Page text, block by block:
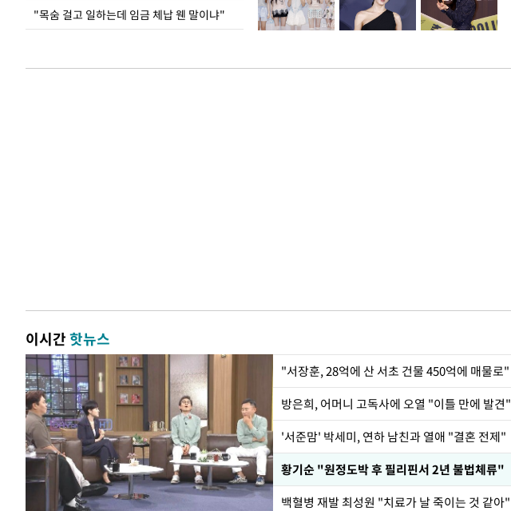
"목숨 걸고 일하는데 임금 체납 웬 말이냐"
이시간핫뉴스
"서장훈, 28억에 산 서초 건물 450억에 매물로"
방은희, 어머니 고독사에 오열 "이틀 만에 발견"
'서준맘' 박세미, 연하 남친과 열애 "결혼 전제"
황기순 "원정도박 후 필리핀서 2년 불법체류"
백혈병 재발 최성원 "치료가 날 죽이는 것 같아"